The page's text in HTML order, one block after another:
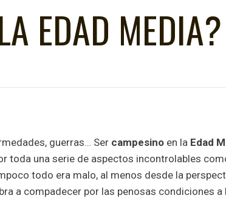
EDAD MEDIA?
guerras… Ser campesino en la Edad
toda una serie de aspectos incontrolables
todo era malo, al menos desde la
a compadecer por las penosas condiciones